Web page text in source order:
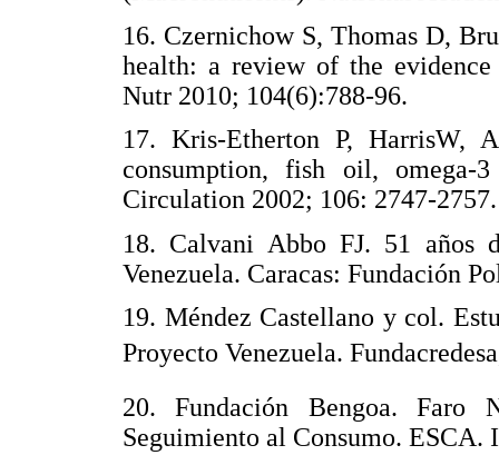
16. Czernichow S, Thomas D,
health: a review of the
Nutr 2010; 104(6):788-96.
17. Kris-Etherton P, HarrisW,
consumption, fish oil, omega-
Circulation 2002; 106: 2747-2757.
18. Calvani Abbo FJ. 51 años
Venezuela. Caracas: Fundación
19. Méndez Castellano y col.
Proyecto Venezuela.
20. Fundación Bengoa. Faro
Seguimiento al Consumo. ESCA.